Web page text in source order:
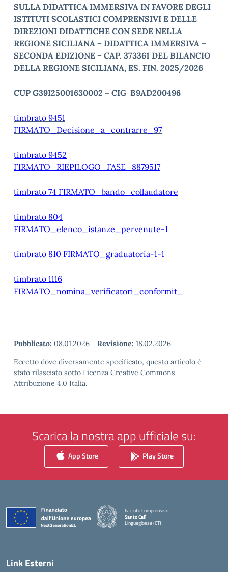
SULLA DIDATTICA IMMERSIVA IN FAVORE DEGLI
ISTITUTI SCOLASTICI COMPRENSIVI E DELLE
DIREZIONI DIDATTICHE CON SEDE NELLA
REGIONE SICILIANA – DIDATTICA IMMERSIVA –
SECONDA EDIZIONE – CAP. 373361 DEL BILANCIO
DELLA REGIONE SICILIANA, ES. FIN. 2025/2026
CUP G39I25001630002 – CIG B9AD200496
timbrato 9451
FIRMATO_Decisione_a_contrarre_97
timbrato 9452
FIRMATO_RIEPILOGO_FASE_8879517
timbrato 74 FIRMATO_bando_collaudatore
timbrato 804
FIRMATO_elenco_istanze_pervenute-1
timbrato 810 FIRMATO_graduatoria-1-1
timbrato 1116
FIRMATO_nomina_verificatori_conformit_
Pubblicato: 08.01.2026 - Revisione: 18.02.2026
Eccetto dove diversamente specificato, questo articolo è
stato rilasciato sotto Licenza Creative Commons
Attribuzione 4.0 Italia.
Scarica la nostra app ufficiale su:
App Store Play Store
Istituto Comprensivo
Santo Calì
Linguaglossa (CT)
— Visita la pagina iniziale della scuola
Link Esterni